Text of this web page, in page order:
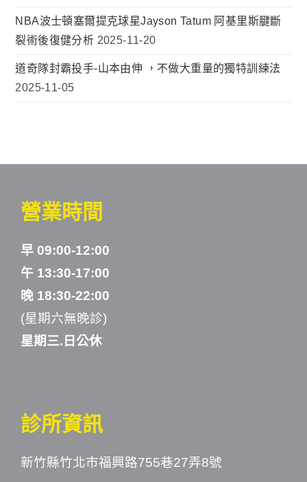
NBA波士頓塞爾提克球星Jayson Tatum 阿基里斯腱斷
裂術後復健分析 2025-11-20
道奇隊封霸投手-山本由伸 ，不做大重量的獨特訓練法
2025-11-05
營業時間
早 09:00-12:00
午 13:30-17:00
晚 18:30-22:00
(星期六無晚診)
星期三.日公休
診所資訊
新竹縣竹北市福興路755巷27弄8號